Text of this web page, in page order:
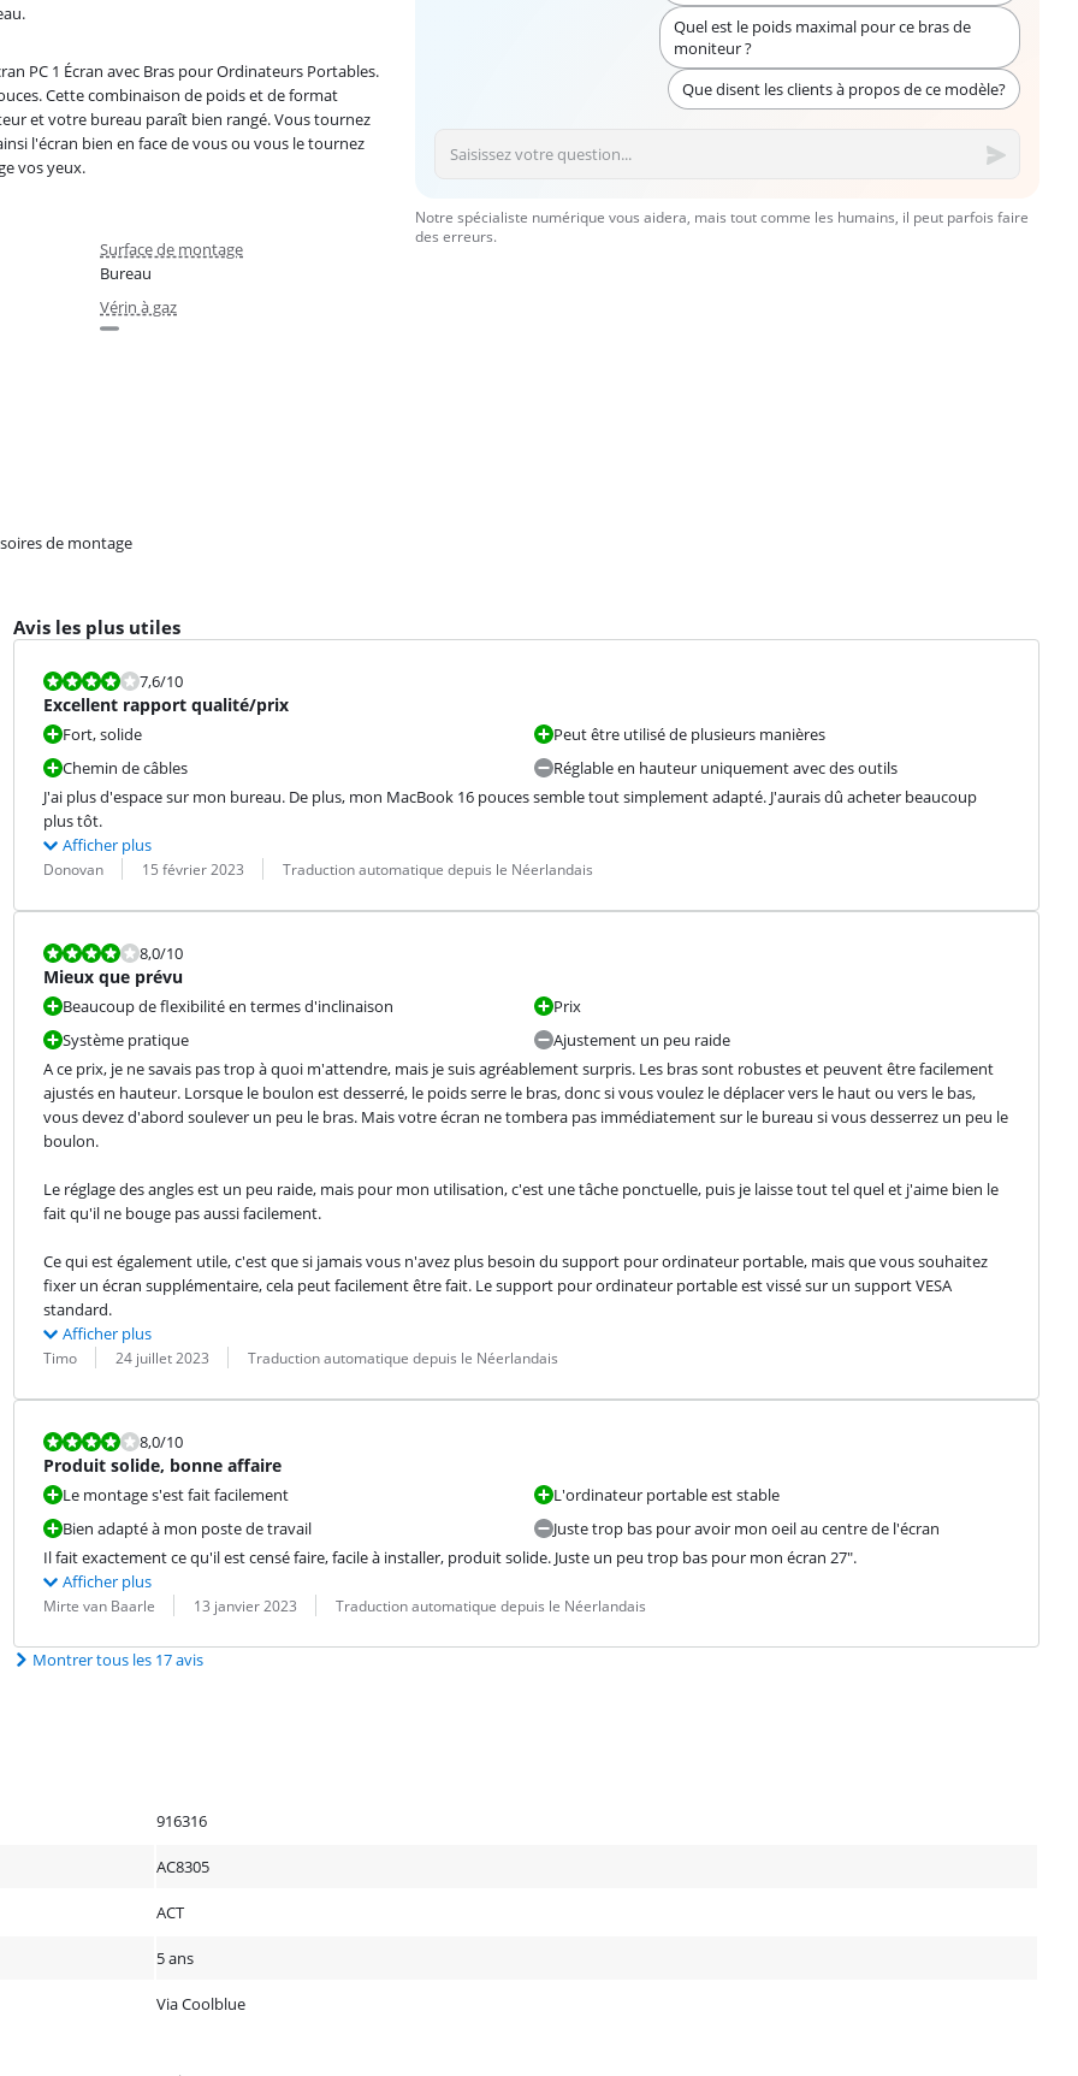
Quel est le poids maximal pour ce bras de
moniteur ?
Que disent les clients à propos de ce modèle?
Notre spécialiste numérique vous aidera, mais tout comme les humains, il peut parfois faire
des erreurs.
PC 1 Écran avec Bras pour Ordinateurs Portables.
Cette combinaison de poids et de format
et votre bureau paraît bien rangé. Vous tournez
l'écran bien en face de vous ou vous le tournez
vos yeux.
Surface de montage
Bureau
Vérin à gaz
de montage
Avis les plus utiles
La note est 7,6 sur 10.
7,6/10
Excellent rapport qualité/prix
Fort, solide
Chemin de câbles
Peut être utilisé de plusieurs manières
Réglable en hauteur uniquement avec des outils
J'ai plus d'espace sur mon bureau. De plus, mon MacBook 16 pouces semble tout simplement adapté. J'aurais dû acheter beaucoup
plus tôt.
Afficher plus
Évaluation par :
Donovan
Date : 15 février 2023
Traduction : Traduction automatique depuis le Néerlandais
La note est 8,0 sur 10.
8,0/10
Mieux que prévu
Beaucoup de flexibilité en termes d'inclinaison
Système pratique
Prix
Ajustement un peu raide
A ce prix, je ne savais pas trop à quoi m'attendre, mais je suis agréablement surpris. Les bras sont robustes et peuvent être facilement
ajustés en hauteur. Lorsque le boulon est desserré, le poids serre le bras, donc si vous voulez le déplacer vers le haut ou vers le bas,
vous devez d'abord soulever un peu le bras. Mais votre écran ne tombera pas immédiatement sur le bureau si vous desserrez un peu le
boulon.
Le réglage des angles est un peu raide, mais pour mon utilisation, c'est une tâche ponctuelle, puis je laisse tout tel quel et j'aime bien le
fait qu'il ne bouge pas aussi facilement.
Ce qui est également utile, c'est que si jamais vous n'avez plus besoin du support pour ordinateur portable, mais que vous souhaitez
fixer un écran supplémentaire, cela peut facilement être fait. Le support pour ordinateur portable est vissé sur un support VESA
standard.
Afficher plus
Évaluation par :
Timo
Date : 24 juillet 2023
Traduction : Traduction automatique depuis le Néerlandais
La note est 8,0 sur 10.
8,0/10
Produit solide, bonne affaire
Le montage s'est fait facilement
Bien adapté à mon poste de travail
L'ordinateur portable est stable
Juste trop bas pour avoir mon oeil au centre de l'écran
Il fait exactement ce qu'il est censé faire, facile à installer, produit solide. Juste un peu trop bas pour mon écran 27".
Afficher plus
Évaluation par :
Mirte van Baarle
Date : 13 janvier 2023
Traduction : Traduction automatique depuis le Néerlandais
Montrer tous les 17 avis
916316
AC8305
ACT
5 ans
Via Coolblue